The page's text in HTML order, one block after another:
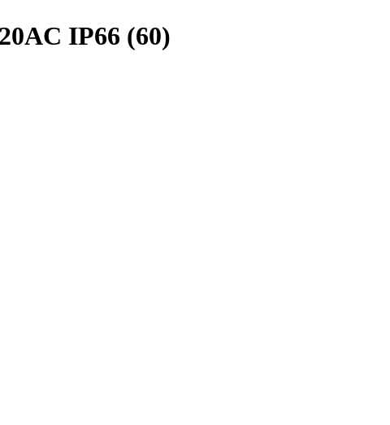
IP66 (60)